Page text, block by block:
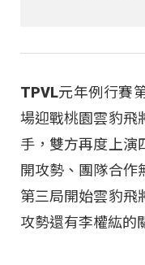
TPVL元年例行賽
場迎戰桃園雲豹飛
手，雙方再度上演
開攻勢、團隊合作
第三局開始雲豹飛
攻勢還有李權紘的